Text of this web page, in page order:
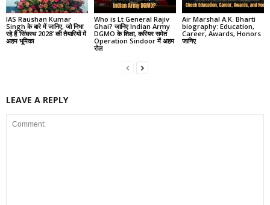
IAS Raushan Kumar
Singh के बारे में जानिए, जो निभा
रहे हैं ‘सिंघस्थ 2028’ की तैयारियों में
अहम भूमिका
Who is Lt General Rajiv
Ghai? जानिए Indian Army
DGMO के शिक्षा, करियर समेत
Operation Sindoor में अहम
रोल
Air Marshal A.K. Bharti
biography: Education,
Career, Awards, Honors
जानिए
LEAVE A REPLY